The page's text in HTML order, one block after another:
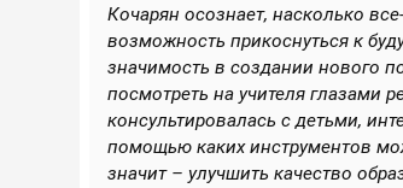
Кочарян осознает, насколько
возможность прикоснуться к
значимость в создании нового
посмотреть на учителя глазами
консультировалась с детьми,
помощью каких инструментов
значит – улучшить качество